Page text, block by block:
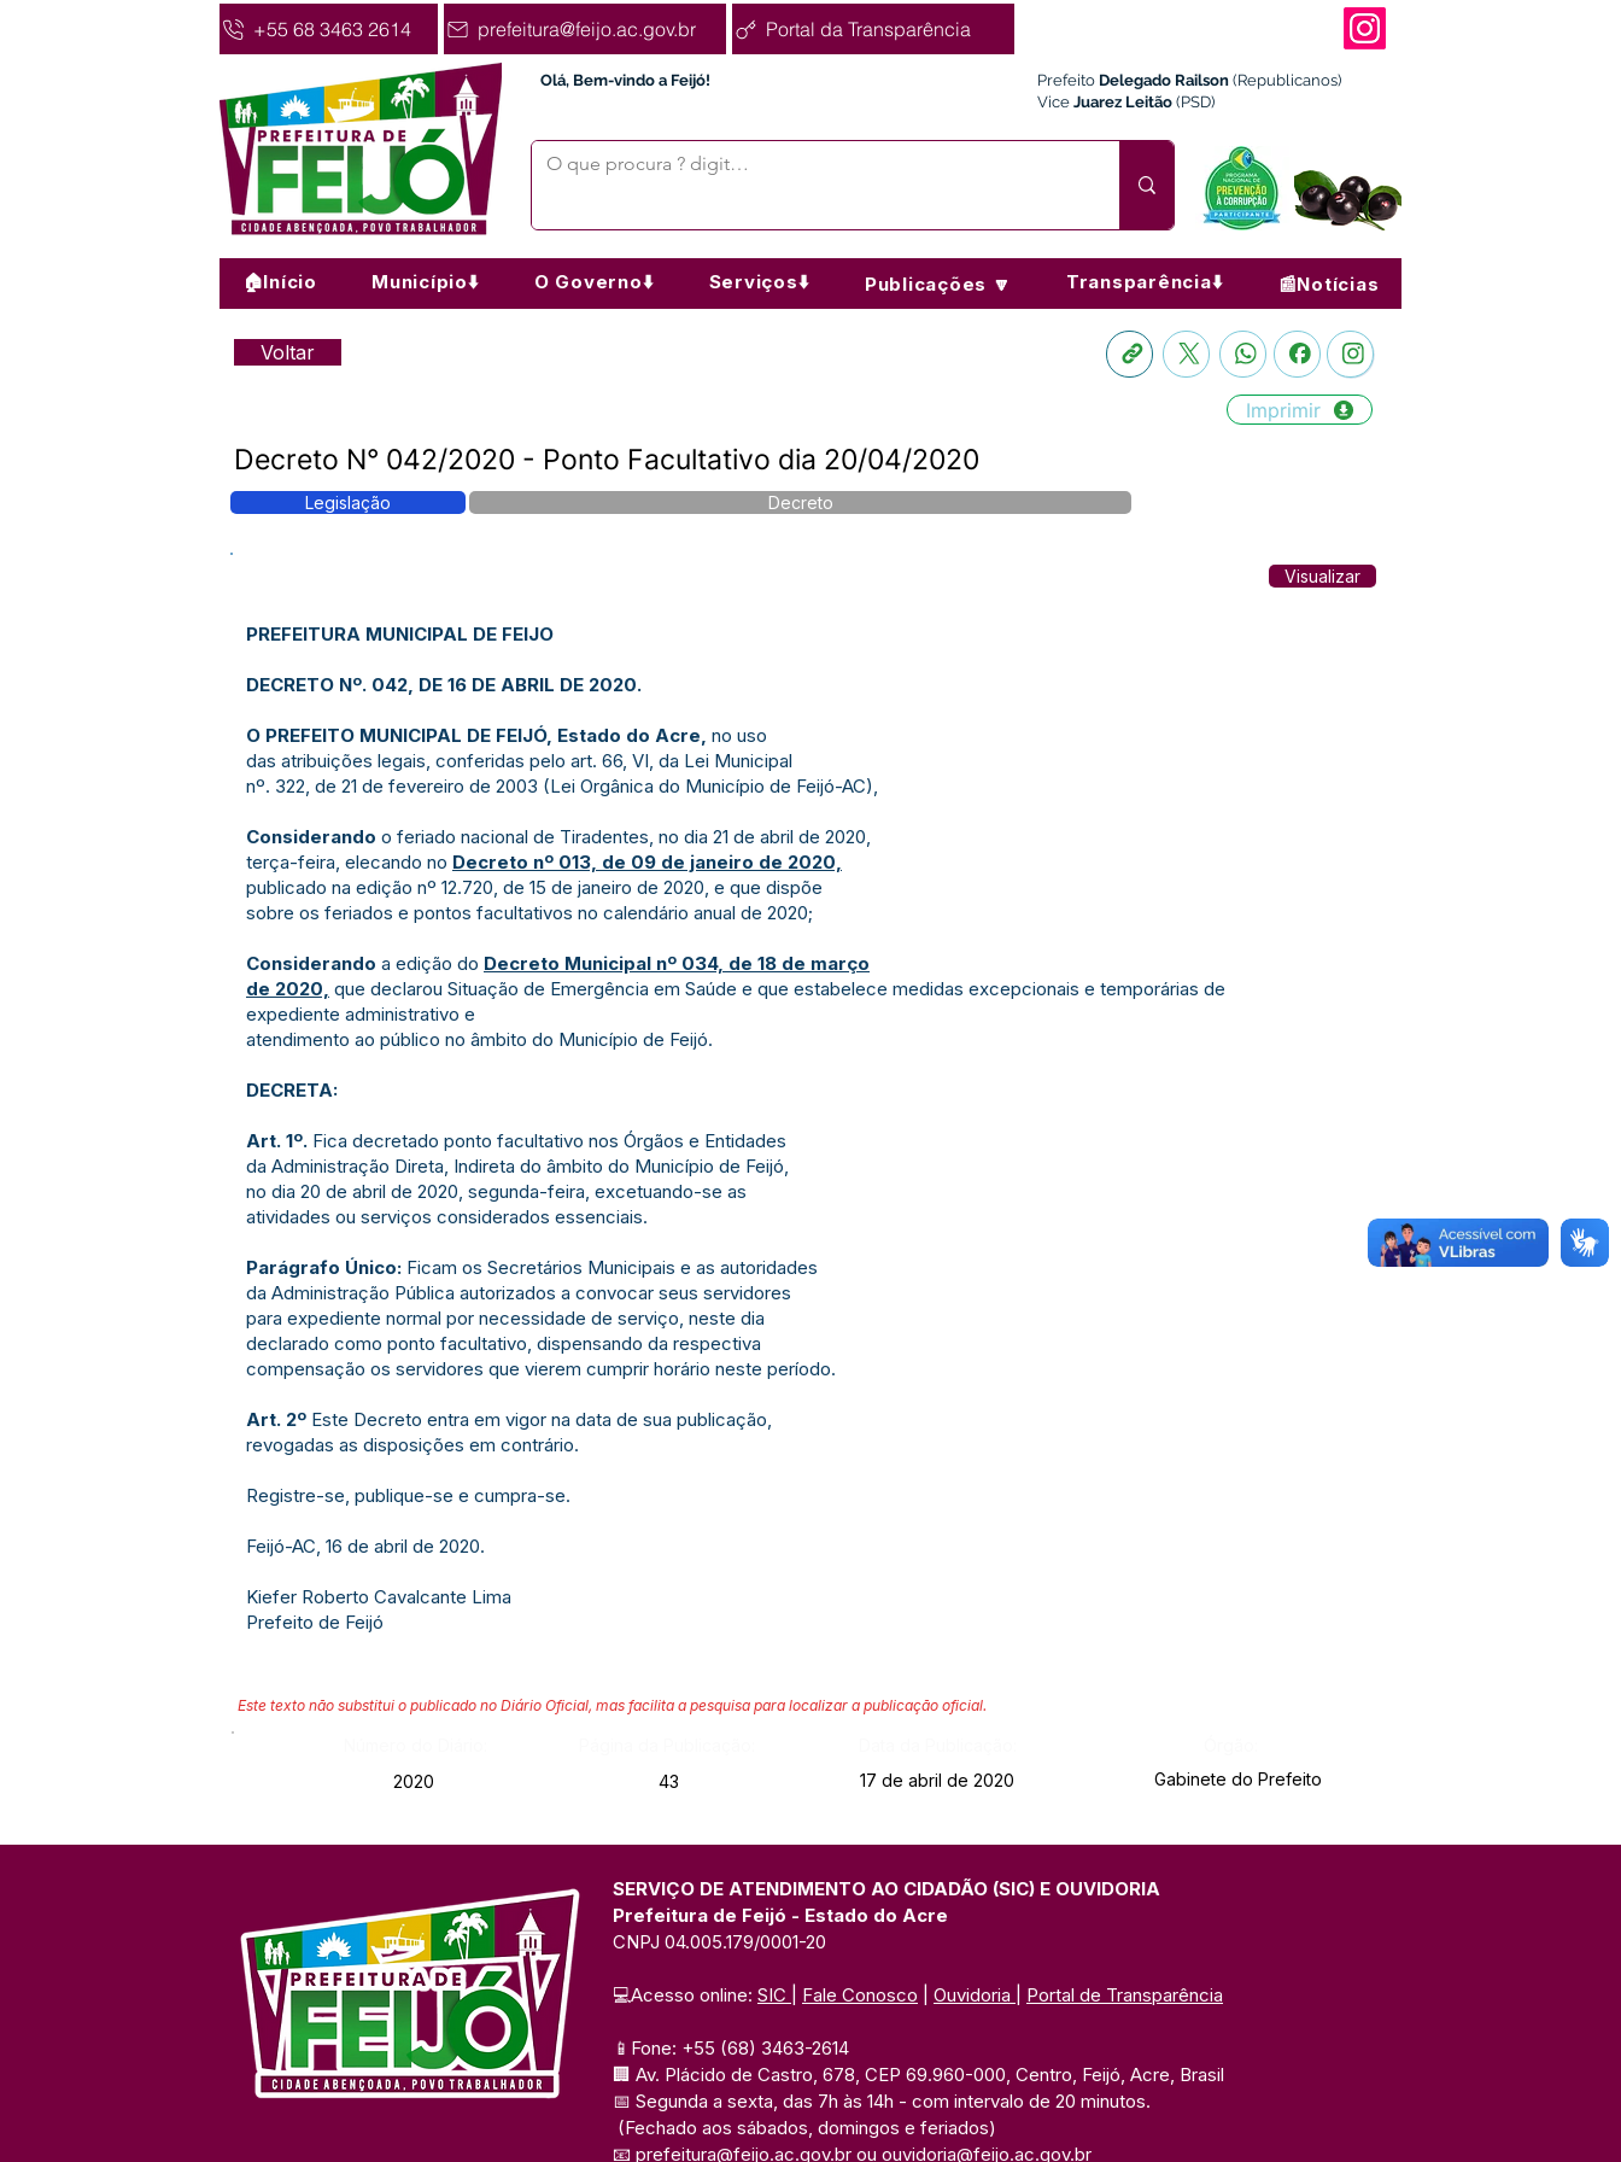
+55 68 3463 2614 prefeitura@feijo.ac.gov.br Portal da Transparência
Olá, Bem-vindo a Feijó! Prefeito Delegado Railson (Republicanos)
Vice Juarez Leitão (PSD)
🏠Início Município⬇️ O Governo⬇️ Serviços⬇️ Publicações 🔽 Transparência⬇️ 📰Notícias
Voltar
Imprimir
Decreto N° 042/2020 - Ponto Facultativo dia 20/04/2020
Legislação Decreto
Visualizar
PREFEITURA MUNICIPAL DE FEIJO
DECRETO Nº. 042, DE 16 DE ABRIL DE 2020.
O PREFEITO MUNICIPAL DE FEIJÓ, Estado do Acre, no uso
das atribuições legais, conferidas pelo art. 66, VI, da Lei Municipal
nº. 322, de 21 de fevereiro de 2003 (Lei Orgânica do Município de Feijó-AC),
Considerando o feriado nacional de Tiradentes, no dia 21 de abril de 2020,
terça-feira, elecando no Decreto nº 013, de 09 de janeiro de 2020,
publicado na edição nº 12.720, de 15 de janeiro de 2020, e que dispõe
sobre os feriados e pontos facultativos no calendário anual de 2020;
Considerando a edição do Decreto Municipal nº 034, de 18 de março
de 2020, que declarou Situação de Emergência em Saúde e que estabelece medidas excepcionais e temporárias de
expediente administrativo e
atendimento ao público no âmbito do Município de Feijó.
DECRETA:
Art. 1º. Fica decretado ponto facultativo nos Órgãos e Entidades
da Administração Direta, Indireta do âmbito do Município de Feijó,
no dia 20 de abril de 2020, segunda-feira, excetuando-se as
atividades ou serviços considerados essenciais.
Parágrafo Único: Ficam os Secretários Municipais e as autoridades
da Administração Pública autorizados a convocar seus servidores
para expediente normal por necessidade de serviço, neste dia
declarado como ponto facultativo, dispensando da respectiva
compensação os servidores que vierem cumprir horário neste período.
Art. 2º Este Decreto entra em vigor na data de sua publicação,
revogadas as disposições em contrário.
Registre-se, publique-se e cumpra-se.
Feijó-AC, 16 de abril de 2020.
Kiefer Roberto Cavalcante Lima
Prefeito de Feijó
Este texto não substitui o publicado no Diário Oficial, mas facilita a pesquisa para localizar a publicação oficial.
2020
43 17 de abril de 2020 Gabinete do Prefeito
SERVIÇO DE ATENDIMENTO AO CIDADÃO (SIC) E OUVIDORIA
Prefeitura de Feijó - Estado do Acre
CNPJ 04.005.179/0001-20
💻Acesso online: SIC Fale Conosco Ouvidoria Portal de Transparência
📱Fone: +55 (68) 3463-2614
🏢 Av. Plácido de Castro, 678, CEP 69.960-000, Centro, Feijó, Acre, Brasil
📅 Segunda a sexta, das 7h às 14h - com intervalo de 20 minutos.
(Fechado aos sábados, domingos e feriados)
📧 prefeitura@feijo.ac.gov.br ou ouvidoria@feijo.ac.gov.br